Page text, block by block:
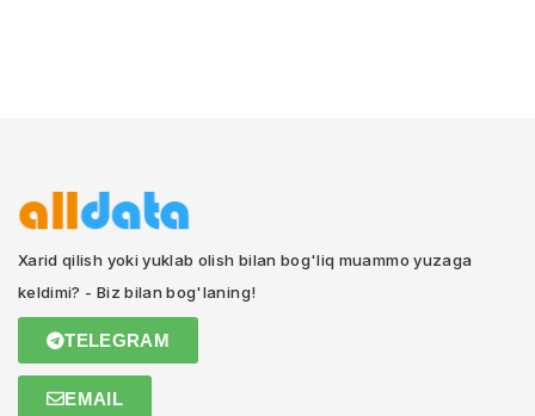
Xarid qilish yoki yuklab olish bilan bog'liq muammo yuzaga
keldimi? - Biz bilan bog'laning!
TELEGRAM
EMAIL